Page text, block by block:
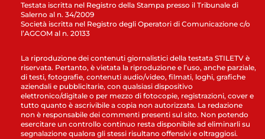
Testata iscritta nel Registro della Stampa presso il Tribunale di
Salerno al n. 34/2009
Società iscritta nel Registro degli Operatori di Comunicazione c/o
l’AGCOM al n. 20133
La riproduzione dei contenuti giornalistici della testata STILETV è
riservata. Pertanto, è vietata la riproduzione e l’uso, anche parziale,
di testi, fotografie, contenuti audio/video, filmati, loghi, grafiche
aziendali e pubblicitarie, con qualsiasi dispositivo
elettronico/digitale o per mezzo di fotocopie, registrazioni, cover e
tutto quanto è ascrivibile a copia non autorizzata. La redazione
non è responsabile dei commenti presenti sul sito. Non potendo
esercitare un controllo continuo resta disponibile ad eliminarli su
segnalazione qualora gli stessi risultano offensivi e oltraggiosi.